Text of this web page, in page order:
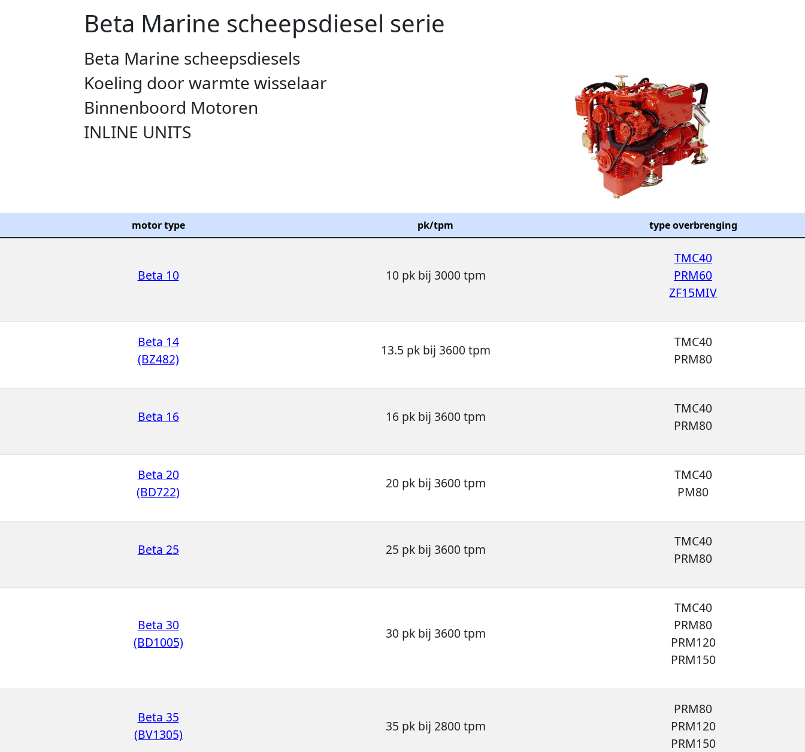
Beta Marine scheepsdiesel serie
Beta Marine scheepsdiesels
Koeling door warmte wisselaar
Binnenboord Motoren
INLINE UNITS
motor type pk/tpm type overbrenging
Beta 10 10 pk bij 3000 tpm
TMC40
PRM60
ZF15MIV
Beta 14
(BZ482)
13.5 pk bij 3600 tpm
TMC40
PRM80
Beta 16 16 pk bij 3600 tpm
TMC40
PRM80
Beta 20
(BD722)
20 pk bij 3600 tpm
TMC40
PM80
Beta 25 25 pk bij 3600 tpm
TMC40
PRM80
Beta 30
(BD1005)
30 pk bij 3600 tpm
TMC40
PRM80
PRM120
PRM150
Beta 35
(BV1305)
35 pk bij 2800 tpm
PRM80
PRM120
PRM150